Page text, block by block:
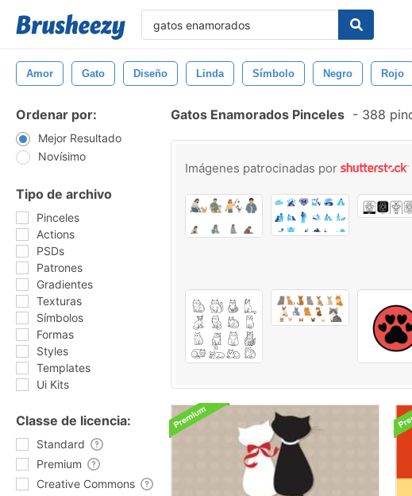
Amor Gato Diseño Linda Símbolo Negro Rojo
Ordenar por:
Mejor Resultado
Novísimo
Tipo de archivo
Pinceles
Actions
PSDs
Patrones
Gradientes
Texturas
Símbolos
Formas
Styles
Templates
Ui Kits
Classe de licencia:
Standard
Premium
Creative Commons
Gatos Enamorados Pinceles - 388
Imágenes patrocinadas por